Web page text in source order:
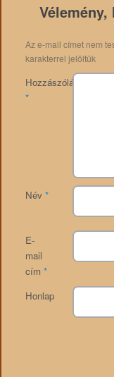
Vélemény,
Az e-mail címet nem
karakterrel jelöltük
Hozzászólás
*
Név *
E-
mail
cím *
Honlap